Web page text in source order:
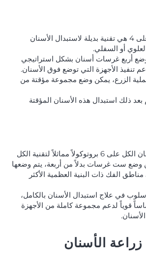
زراعة الأسنان الكل على 4 هي تقنية بديلة لاستبدال الأسنان
أو السفلي.
وضع أربع غرسات أسنان بشكل استراتيجي
تنفيذ الأجهزة التي توضع فوق الأسنان.
الزرع، يمكن وضع مجموعة مؤقتة من
بعد ذلك استبدال هذه الأسنان المؤقتة
تتبع تقنية زراعة الأسنان الكل على 6 بروتوكولاً مماثلاً لتقنية الكل
وضع ست غرسات بدلاً من أربعة، يتم وضعها
الفك ذات البنية العظمية الأكثر
في علاج استبدال الأسنان بالكامل،
قوياً لدعم مجموعة كاملة من الأجهزة
زراعة الأسنان